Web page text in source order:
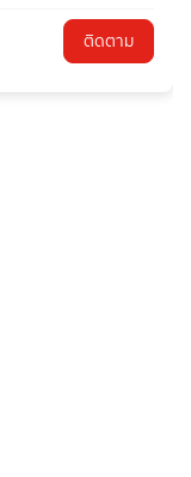
ติดตาม